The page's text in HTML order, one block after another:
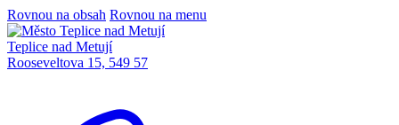
Rovnou na obsah Rovnou na menu
Teplice nad Metují
Rooseveltova 15, 549 57